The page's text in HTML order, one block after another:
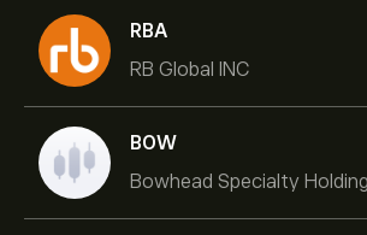
RBA
RB Global INC
BOW
Bowhead Specialty